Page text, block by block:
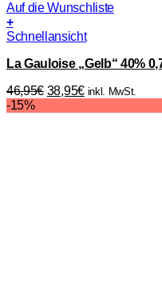
Auf die Wunschliste
+
Schnellansicht
La Gauloise „Gelb“ 40%
46,95€ Ursprünglicher
38,95€Aktueller
inkl. MwSt.
-15%